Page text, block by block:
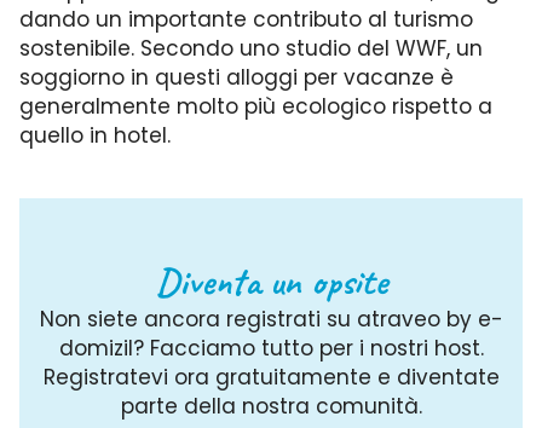
dando un importante contributo al turismo
sostenibile. Secondo uno studio del WWF, un
soggiorno in questi alloggi per vacanze è
generalmente molto più ecologico rispetto a
quello in hotel.
Diventa un opsite
Non siete ancora registrati su atraveo by e-
domizil? Facciamo tutto per i nostri host.
Registratevi ora gratuitamente e diventate
parte della nostra comunità.